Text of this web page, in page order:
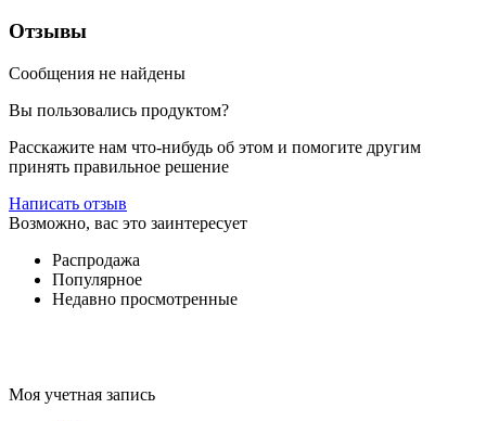
Отзывы
Сообщения не найдены
Вы пользовались продуктом?
Расскажите нам что-нибудь об этом и помогите другим
принять правильное решение
Написать отзыв
Возможно, вас это заинтересует
Распродажа
Популярное
Недавно просмотренные
Моя учетная запись